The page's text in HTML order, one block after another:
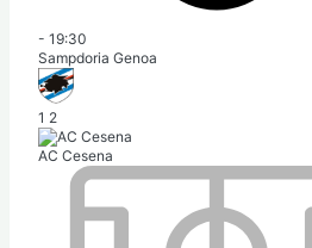
- 19:30
Sampdoria Genoa
1 2
AC Cesena